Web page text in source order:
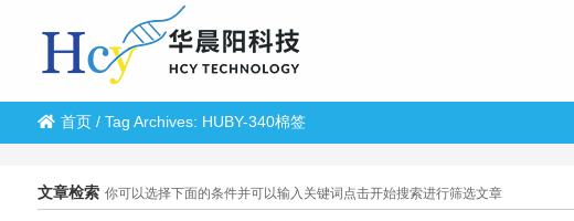
首页/ Tag Archives: HUBY-340棉签
文章检索 你可以选择下面的条件并可以输入关键词点击开始搜索进行筛选文章